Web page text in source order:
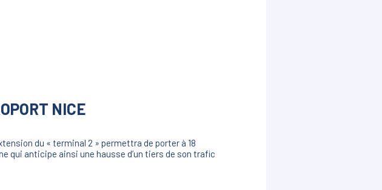
NICE
du « terminal 2 » permettra de porter à 18
qui anticipe ainsi une hausse d’un tiers de son trafic